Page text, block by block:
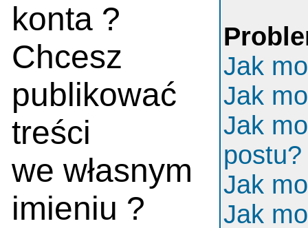
konta ?
Chcesz
publikować
treści
we własnym
imieniu ?
Jak
Jak
Jak
postu?
Jak
Jak